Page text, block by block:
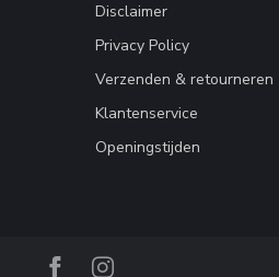
Disclaimer
Privacy Policy
Verzenden & retourneren
Klantenservice
Openingstijden